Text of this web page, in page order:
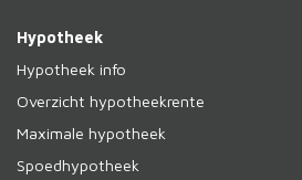
Hypotheek
Hypotheek info
Overzicht hypotheekrente
Maximale hypotheek
Spoedhypotheek